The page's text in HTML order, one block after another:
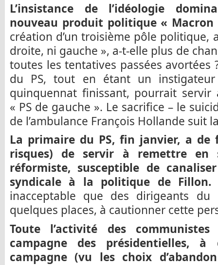
L’insistance de l’idéologie
nouveau produit politique «
création d’un troisième pôle politique,
droite, ni gauche », a-t-elle plus de
toutes les tentatives passées avortées
du PS, tout en étant un
quinquennat finissant, pourrait servir
« PS de gauche ». Le sacrifice – le
de l’ambulance François Hollande suit
La primaire du PS, fin janvier, a de
risques) de servir à remettre
réformiste, susceptible de
syndicale à la politique de
inacceptable que des dirigeants du
quelques places, à cautionner cette
Toute l’activité des
campagne des présidentielles,
campagne (vu les choix